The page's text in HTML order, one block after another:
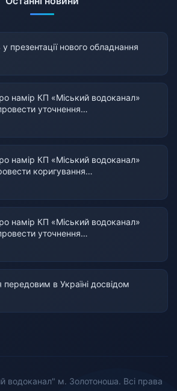
презентації нового обладнання
намір КП «Міський водоканал»
уточнення…
намір КП «Міський водоканал»
коригування…
намір КП «Міський водоканал»
уточнення…
передовим в Україні досвідом
водоканал" м. Золотоноша. Всі права